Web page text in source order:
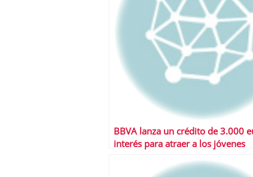
BBVA lanza un crédito de 3.000
interés para atraer a los jóvenes